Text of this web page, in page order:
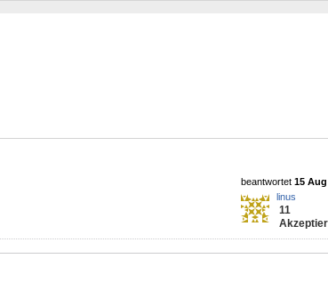
beantwortet 15
linus
11